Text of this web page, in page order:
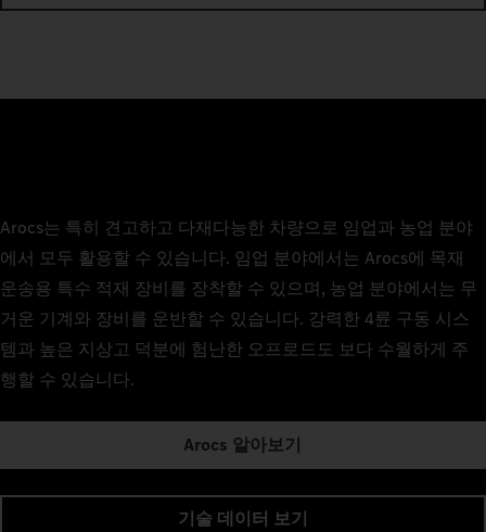
Arocs는 특히 견고하고 다재다능한 차량으로 임업과 농업 분야
에서 모두 활용할 수 있습니다. 임업 분야에서는 Arocs에 목재
운송용 특수 적재 장비를 장착할 수 있으며, 농업 분야에서는 무
거운 기계와 장비를 운반할 수 있습니다. 강력한 4륜 구동 시스
템과 높은 지상고 덕분에 험난한 오프로드도 보다 수월하게 주
행할 수 있습니다.
Arocs 알아보기
기술 데이터 보기